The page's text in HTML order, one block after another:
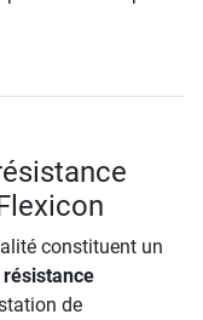
constituent un
résistance
de